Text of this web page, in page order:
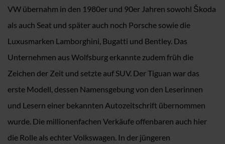
VW übernahm in den 1980er und 90er Jahren sowohl Škoda
als auch Seat und später auch noch Porsche sowie die
Luxusmarken Lamborghini, Bugatti und Bentley. Das
Unternehmen aus Wolfsburg erkannte zudem früh die
Zeichen der Zeit und setzte auf SUV. Der Tiguan war das
erste Modell, dessen Namensgebung von den Leserinnen
und Lesern einer bekannten Autozeitschrift übernommen
wurde. Die millionenfachen Verkäufe offenbaren auch hier
die Rolle als echter Volkswagen. In der jüngeren